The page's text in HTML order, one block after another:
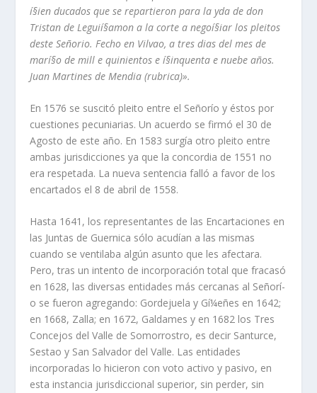
í§ien ducados que se repartieron para la yda de don
Tristan de Leguií§amon a la corte a negoí§iar los pleitos
deste Señorio. Fecho en Vilvao, a tres dias del mes de
marí§o de mill e quinientos e í§inquenta e nuebe años.
Juan Martines de Mendia (rubrica)».
En 1576 se suscitó pleito entre el Señorí­o y éstos por
cuestiones pecuniarias. Un acuerdo se firmó el 30 de
Agosto de este año. En 1583 surgí­a otro pleito entre
ambas jurisdicciones ya que la concordia de 1551 no
era respetada. La nueva sentencia falló a favor de los
encartados el 8 de abril de 1558.
Hasta 1641, los representantes de las Encartaciones en
las Juntas de Guernica sólo acudí­an a las mismas
cuando se ventilaba algún asunto que les afectara.
Pero, tras un intento de incorporación total que fracasó
en 1628, las diversas entidades más cercanas al Señorí­
o se fueron agregando: Gordejuela y Gí¼eñes en 1642;
en 1668, Zalla; en 1672, Galdames y en 1682 los Tres
Concejos del Valle de Somorrostro, es decir Santurce,
Sestao y San Salvador del Valle. Las entidades
incorporadas lo hicieron con voto activo y pasivo, en
esta instancia jurisdiccional superior, sin perder, sin